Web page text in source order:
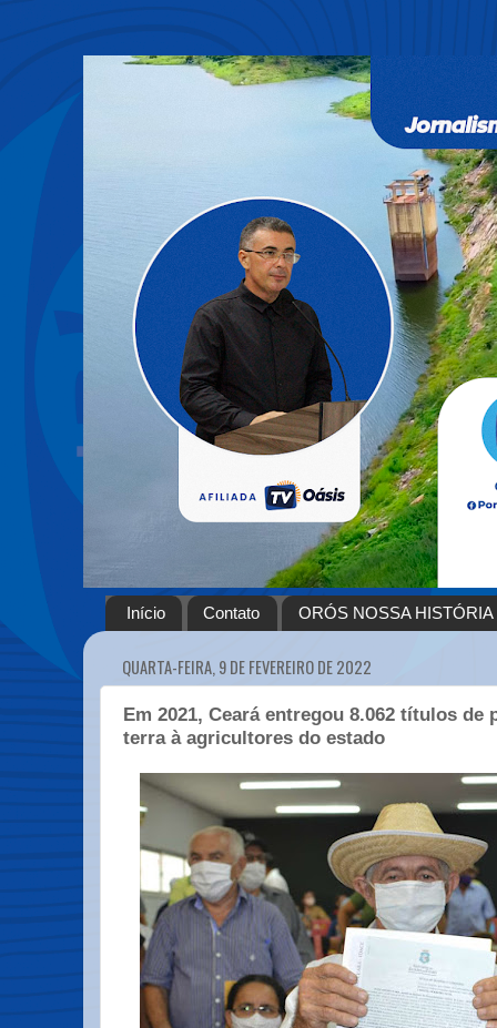
Início Contato ORÓS NOSSA HISTÓRIA
QUARTA-FEIRA, 9 DE FEVEREIRO DE 2022
Em 2021, Ceará entregou 8.062 títulos de
terra à agricultores do estado